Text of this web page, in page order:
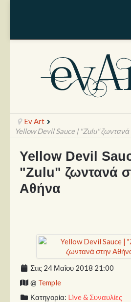
Ραπόρτο
Live & Συναυλίες
Θέατρο
Παρουσιάσεις
Δίσκοι
Ταινίες
Ev Art
Yellow Devil Sauce | "Zulu"
Yellow Devil
"Zulu" ζωντανά
Αθήνα
Στις 24 Μαΐου 2018 21:00
@ Temple
Κατηγορία: Live & Συναυλίες